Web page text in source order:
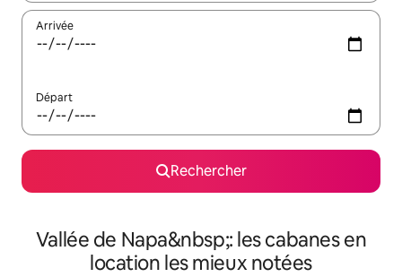
Arrivée
Départ
Rechercher
Vallée de Napa&nbsp;: les cabanes en
location les mieux notées